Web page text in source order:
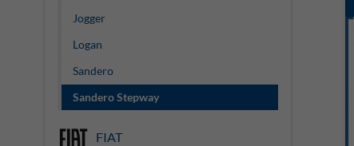
Jogger
Logan
Sandero
Sandero Stepway
FIAT